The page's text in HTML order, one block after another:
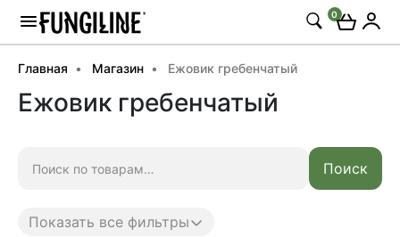
0
Главная Магазин Ежовик гребенчатый
Ежовик гребенчатый
Поиск
Показать все фильтры